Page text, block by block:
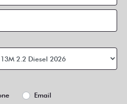
Email